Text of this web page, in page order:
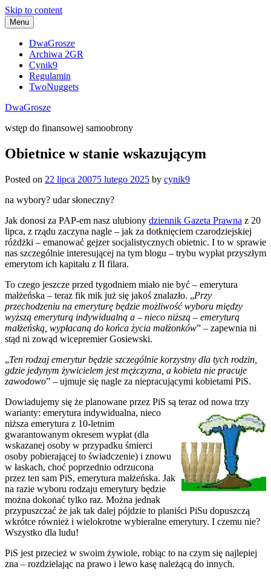
Skip to content
Menu
DwaGrosze
Archiwa 2GR
Cynik9
Regulamin
TwoNuggets
DwaGrosze
wstęp do finansowej samoobrony
Obietnice w stanie wskazującym
Posted on 22 lipca 20075 lutego 2025 by cynik9
na wybory? udar słoneczny?
Jak donosi za PAP-em nasz ulubiony dziennik Gazeta Prawna z 20
lipca, z rządu zaczyna nagle – jak za dotknięciem czarodziejskiej
różdżki – emanować gejzer socjalistycznych obietnic. I to w sprawie
nas szczególnie interesującej na tym blogu – trybu wypłat przyszłym
emerytom ich kapitału z II filara.
To czego jeszcze przed tygodniem miało nie być – emerytura
małżeńska – teraz fik mik już się jakoś znalazło. „Przy
przechodzeniu na emeryturę będzie możliwość wyboru między
wyższą emeryturą indywidualną a – nieco niższą – emeryturą
małżeńską, wypłacaną do końca życia małżonków” – zapewnia ni
stąd ni zowąd wicepremier Gosiewski.
„Ten rodzaj emerytur będzie szczególnie korzystny dla tych rodzin,
gdzie jedynym żywicielem jest mężczyzna, a kobieta nie pracuje
zawodowo” – ujmuje się nagle za niepracującymi kobietami PiS.
Dowiadujemy się że planowane przez PiS są teraz od nowa trzy
warianty: emerytura indywidualna, nieco
niższa emerytura z 10-letnim
gwarantowanym okresem wypłat (dla
wskazanej osoby w przypadku śmierci
osoby pobierającej to świadczenie) i znowu
w łaskach, choć poprzednio odrzucona
przez ten sam PiS, emerytura małżeńska. Jak
na razie wyboru rodzaju emerytury będzie
można dokonać tylko raz. Można jednak
przypuszczać że jak tak dalej pójdzie to planiści PiSu dopuszczą
wkrótce również i wielokrotne wybieralne emerytury. I czemu nie?
Wszystko dla ludu!
PiS jest przecież w swoim żywiole, robiąc to na czym się najlepiej
zna – rozdzielając na prawo i lewo kasę należącą do innych.